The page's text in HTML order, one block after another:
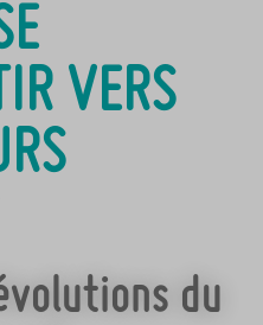
VERS
du